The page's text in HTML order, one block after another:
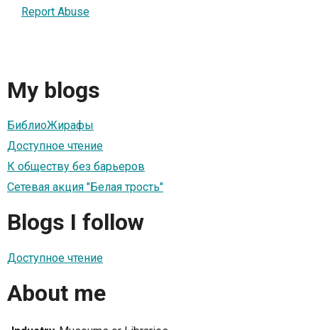
Report Abuse
My blogs
БиблиоЖирафы
Доступное чтение
К обществу без барьеров
Сетевая акция "Белая трость"
Blogs I follow
Доступное чтение
About me